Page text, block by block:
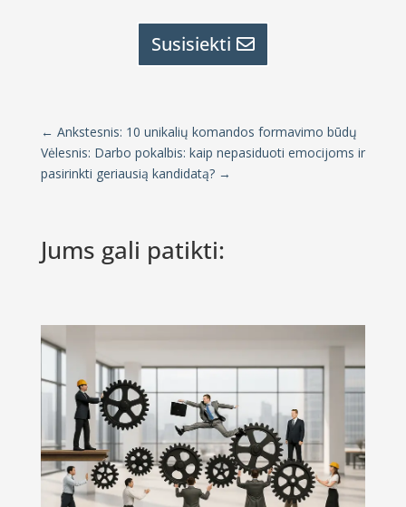
Susisiekti
← Ankstesnis: 10 unikalių komandos formavimo būdų
Vėlesnis: Darbo pokalbis: kaip nepasiduoti emocijoms ir
pasirinkti geriausią kandidatą?→
Jums gali patikti: